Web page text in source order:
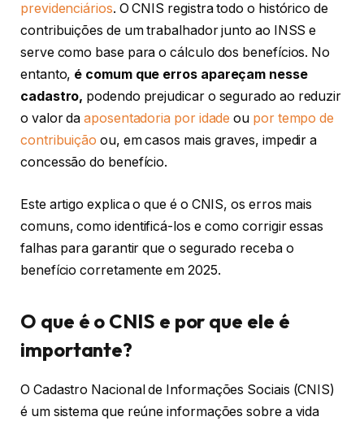
previdenciários. O CNIS registra todo o histórico de
contribuições de um trabalhador junto ao INSS e
serve como base para o cálculo dos benefícios. No
entanto, é comum que erros apareçam nesse
cadastro, podendo prejudicar o segurado ao reduzir
o valor daaposentadoria por idade ou por tempo de
contribuição ou, em casos mais graves, impedir a
concessão do benefício.
Este artigo explica o que é o CNIS, os erros mais
comuns, como identificá-los e como corrigir essas
falhas para garantir que o segurado receba o
benefício corretamente em 2025.
O que é o CNIS e por que ele é
importante?
O Cadastro Nacional de Informações Sociais (CNIS)
é um sistema que reúne informações sobre a vida